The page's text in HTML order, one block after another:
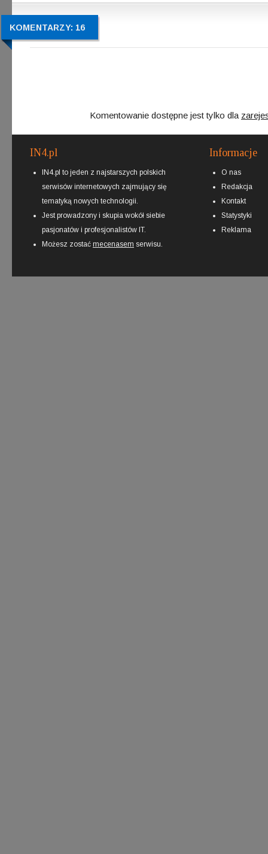
KOMENTARZY: 16
Komentowanie dostępne jest tylko dla
IN4.pl
IN4.pl to jeden z najstarszych polskich
serwisów internetowych zajmujący się
tematyką nowych technologii.
Jest prowadzony i skupia wokół siebie
pasjonatów i profesjonalistów IT.
Możesz zostać mecenasem serwisu.
Informacje
O nas
Redakcja
Kontakt
Statystyki
Reklama